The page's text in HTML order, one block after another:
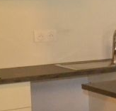
avec